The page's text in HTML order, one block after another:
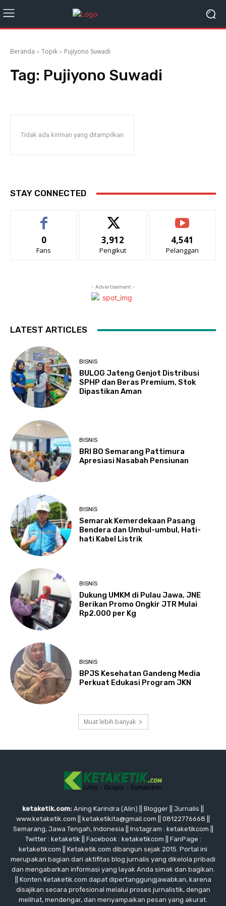
Beranda Topik Pujiyono Suwadi
Tag: Pujiyono Suwadi
Tidak ada kiriman yang ditampilkan
STAY CONNECTED
0
Fans
3,912
Pengikut
4,541
Pelanggan
- Advertisement -
LATEST ARTICLES
BISNIS
BULOG Jateng Genjot Distribusi
SPHP dan Beras Premium, Stok
Dipastikan Aman
BISNIS
BRI BO Semarang Pattimura
Apresiasi Nasabah Pensiunan
BISNIS
Semarak Kemerdekaan Pasang
Bendera dan Umbul-umbul, Hati-
hati Kabel Listrik
BISNIS
Dukung UMKM di Pulau Jawa, JNE
Berikan Promo Ongkir JTR Mulai
Rp2.000 per Kg
BISNIS
BPJS Kesehatan Gandeng Media
Perkuat Edukasi Program JKN
Muat lebih banyak
ketaketik.com: Aning Karindra (Alin) || Blogger || Jurnalis ||
www.ketaketik.com || ketaketikita@gmail.com || 08122776668 ||
Semarang, Jawa Tengah, Indonesia || Instagram : ketaketikcom ||
Twitter : ketaketik || Facebook : ketaketikcom || FanPage :
ketaketikcom || Ketaketik.com dibangun sejak 2015. Portal ini
merupakan bagian dari aktifitas blog jurnalis yang dikelola pribadi
dan mengabarkan informasi yang layak Anda simak dan bagikan.
|| Konten Ketaketik.com dapat dipertanggungjawabkan, karena
disajikan secara profesional melalui proses jurnalistik, dengan
melihat, mendengar, dan menyampaikan pesan yang akurat.